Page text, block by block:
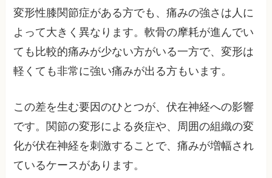
変形性膝関節症がある方でも、痛みの強さは人に
よって大きく異なります。軟骨の摩耗が進んでい
ても比較的痛みが少ない方がいる一方で、変形は
軽くても非常に強い痛みが出る方もいます。
この差を生む要因のひとつが、伏在神経への影響
です。関節の変形による炎症や、周囲の組織の変
化が伏在神経を刺激することで、痛みが増幅され
ているケースがあります。